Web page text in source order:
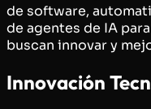
de software,
de agentes de IA
buscan innovar y
Innovación